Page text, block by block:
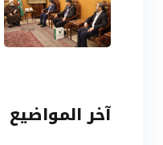
آخر المواضيع